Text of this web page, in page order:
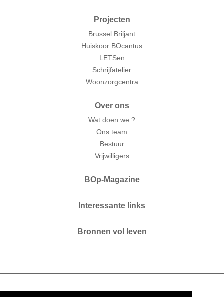
Projecten
Brussel Briljant
Huiskoor BOcantus
LETSen
Schrijfatelier
Woonzorgcentra
Over ons
Wat doen we ?
Ons team
Bestuur
Vrijwilligers
BOp-Magazine
Interessante links
Bronnen vol leven
Brussels Ouderenplatform vzw. Zaterdagplein 6. 1000 Brussel.